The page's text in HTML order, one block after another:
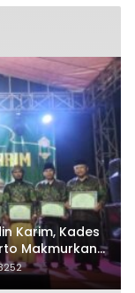
Karim, Kades
Makmurkan